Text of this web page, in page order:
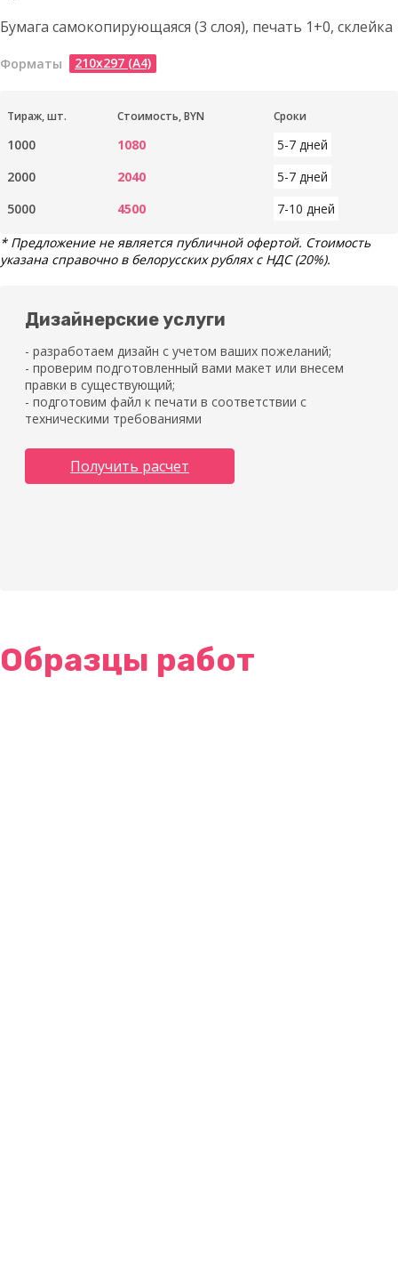
Бумага самокопирующаяся (3 слоя), печать 1+0, склейка
Форматы 210х297 (А4)
Тираж, шт. Стоимость, BYN Сроки
1000 1080
5-7 дней
2000
2040
5-7 дней
5000
4500
7-10 дней
* Предложение не является публичной офертой. Стоимость
указана справочно в белорусских рублях с НДС (20%).
Дизайнерские услуги
- разработаем дизайн с учетом ваших пожеланий;
- проверим подготовленный вами макет или внесем
правки в существующий;
- подготовим файл к печати в соответствии с
техническими требованиями
Получить расчет
Образцы работ